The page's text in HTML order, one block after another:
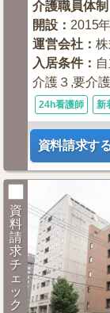
介護職員体制
開設 ：2015
運営会社 ：
入居条件：
介護３,要介
24h看護師 新
資料請求す
資
料
請
求
チ
ェ
ッ
ク